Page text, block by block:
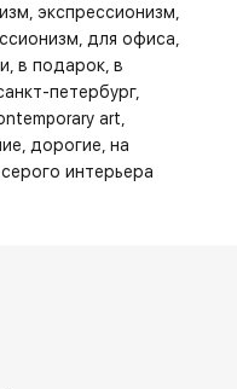
экспрессионизм
для офиса
в подарок в
петербург
art
дорогие на
интерьера